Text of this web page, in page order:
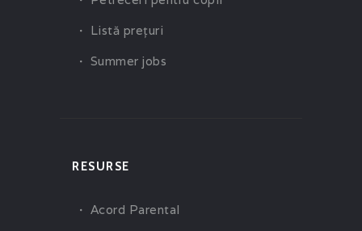
Listă preţuri
Summer jobs
RESURSE
Acord Parental